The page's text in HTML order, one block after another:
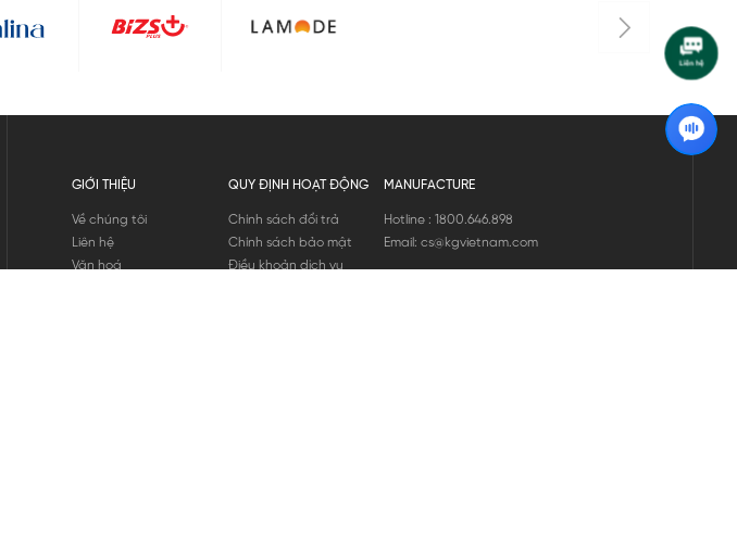
GIỚI THIỆU
Về chúng tôi
Liên hệ
Văn hoá
QUY ĐỊNH HOẠT ĐỘNG
Chính sách đổi trả
Chính sách bảo mật
Điều khoản dịch vụ
MANUFACTURE
Hotline : 1800.646.898
Email: cs@kgvietnam.com